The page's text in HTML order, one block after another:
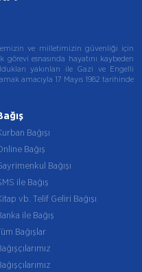
ve milletimizin güvenliği için
görevi esnasında hayatını kaybeden
yakınları ile Gazi ve Engelli
amacıyla 17 Mayıs 1982 tarihinde
Bağışı
Bağış
Bağışı
ile Bağış
vb. Telif Geliri Bağışı
ile Bağış
Bağışlar